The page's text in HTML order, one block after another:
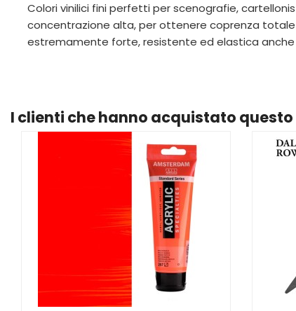
Colori vinilici fini perfetti per scenografie,
concentrazione alta, per ottenere coprenza
estremamente forte, resistente ed elastica
I clienti che hanno acquistato